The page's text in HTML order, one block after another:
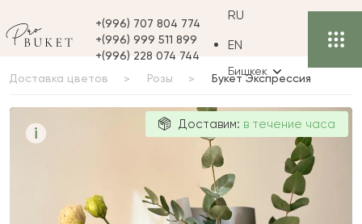
+(996) 707 804 774
+(996) 999 511 899
+(996) 228 074 744
RU
EN
Бишкек
Доставка цветов Розы Букет Экспрессия
i Доставим: в течение часа